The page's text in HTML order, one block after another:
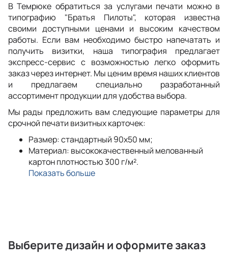
В Темрюке обратиться за услугами печати можно в
типографию "Братья Пилоты", которая известна
своими доступными ценами и высоким качеством
работы. Если вам необходимо быстро напечатать и
получить визитки, наша типография предлагает
экспресс-сервис с возможностью легко оформить
заказ через интернет. Мы ценим время наших клиентов
и предлагаем специально разработанный
ассортимент продукции для удобства выбора.
Мы рады предложить вам следующие параметры для
срочной печати визитных карточек:
Размер: стандартный 90x50 мм;
Материал: высококачественный мелованный
картон плотностью 300 г/м².
Показать больше
Выберите дизайн и оформите заказ